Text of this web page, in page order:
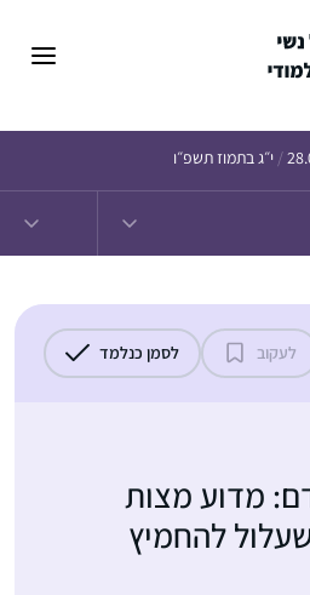
/ י״ג בתמוז תשפ״ו
לעקוב לסמן כנלמד
מדוע מצות
להחמיץ